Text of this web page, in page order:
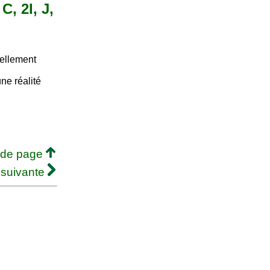
2I, J,
réalité
page